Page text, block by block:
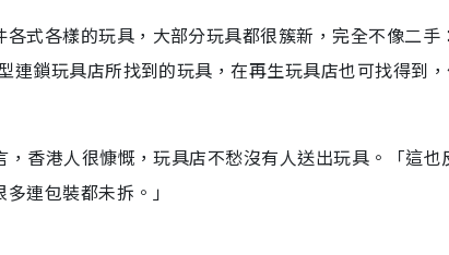
式各樣的玩具，大部分玩具都很簇新，完全不像二
連鎖玩具店所找到的玩具，在再生玩具店也可找得到
香港人很慷慨，玩具店不愁沒有人送出玩具。「這
連包裝都未拆。」